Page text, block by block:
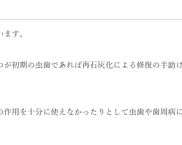
す。
初期の虫歯であれば再石灰化による修復の手助
用を十分に使えなかったりとして虫歯や歯周病